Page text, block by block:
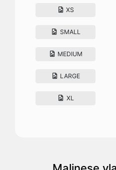
XS
SMALL
MEDIUM
LARGE
XL